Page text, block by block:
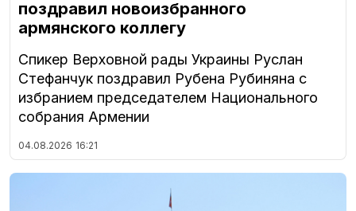
поздравил новоизбранного
армянского коллегу
Спикер Верховной рады Украины Руслан
Стефанчук поздравил Рубена Рубиняна с
избранием председателем Национального
собрания Армении
04.08.2026 16:21